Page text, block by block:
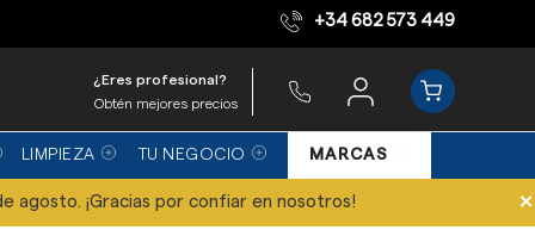
Equipo de expertos +34 682 573 449
¿Eres profesional?
Obtén mejores precios
LIMPIEZA TU NEGOCIO MARCAS
agosto. ¡Gracias por confiar en nosotros! ×